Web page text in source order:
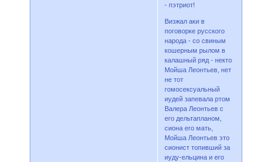
- пэтриот!
Визжал аки в
поговорке русского
народа - со свиным
кошерным рылом в
калашный ряд - некто
Мойша Леонтьев, нет
не тот
гомосексуальный
иудей запевала ртом
Валера Леонтьев с
его дельтапланом,
сиона его мать,
Мойша Леонтьев это
сионист топивший за
иуду-ельцина и его